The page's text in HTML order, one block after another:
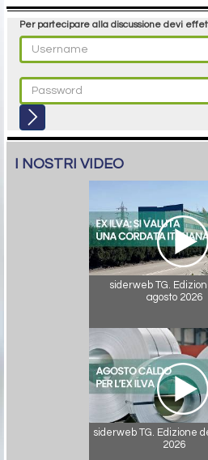
Per partecipare alla discussione devi
I NOSTRI VIDEO
siderweb TG.
agosto 2026
siderweb TG. Edizione
2026